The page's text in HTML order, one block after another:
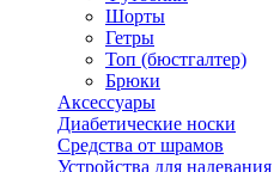
Шорты
Гетры
Топ (бюстгалтер)
Брюки
Аксессуары
Диабетические носки
Средства от шрамов
Устройства для